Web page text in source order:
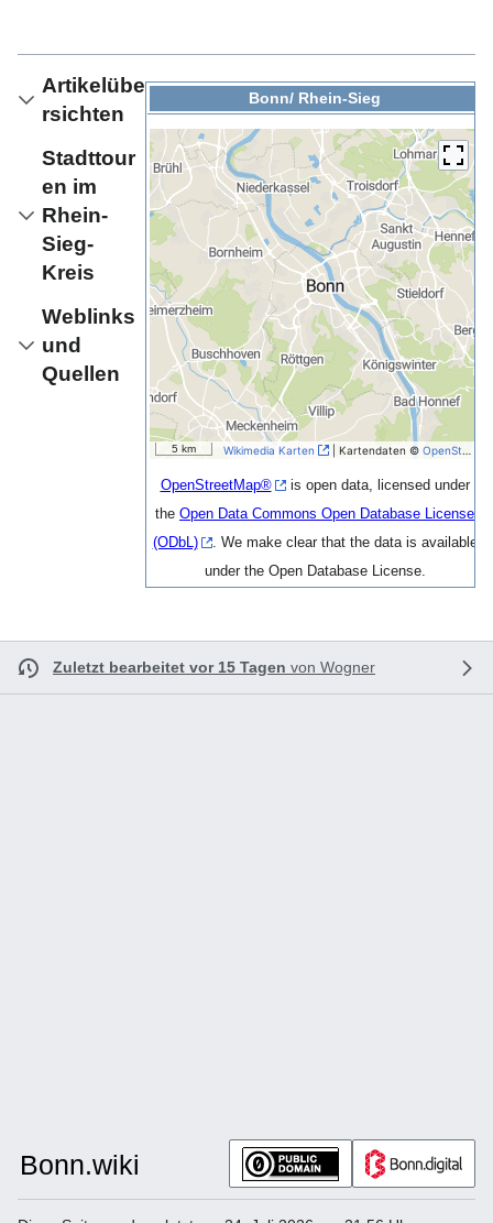
Bonn/ Rhein-Sieg
5 km Wikimedia Karten | Kartendaten © OpenStreetMap-Autoren
OpenStreetMap®
is open data, licensed under
the Open Data Commons Open Database License
(ODbL)
. We make clear that the data is available
under the Open Database License.
Artikelübe
rsichten
Stadttour
en im
Rhein-
Sieg-
Kreis
Weblinks
und
Quellen
Zuletzt bearbeitet vor 15 Tagen von Wogner